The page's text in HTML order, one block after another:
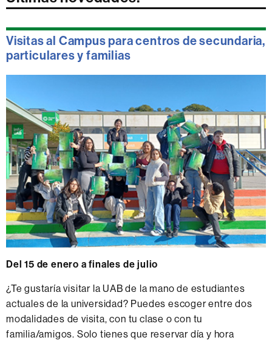
Visitas al Campus para centros de secundaria,
particulares y familias
Del 15 de enero a finales de julio
¿Te gustaría visitar la UAB de la mano de estudiantes
actuales de la universidad? Puedes escoger entre dos
modalidades de visita, con tu clase o con tu
familia/amigos. Solo tienes que reservar día y hora